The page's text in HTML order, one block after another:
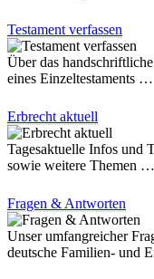
Testament verfassen
Über das
eines Einzeltestaments …
Erbrecht aktuell
Tagesaktuelle Infos und
sowie weitere Themen …
Fragen & Antworten
Unser umfangreicher
deutsche Familien- und